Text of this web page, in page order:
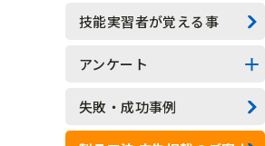
植生基材吹付工
グラウンドアンカー工
ロックボルト工
足場工
技能実習者が覚える事
アンケート
アンケート結果一覧
失敗・成功事例